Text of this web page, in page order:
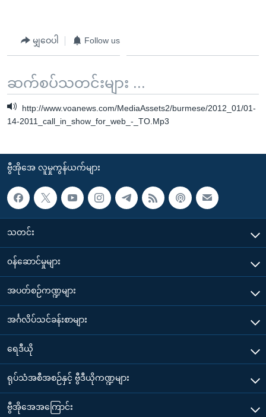
မျှဝေပါ Follow us
ဆက်စပ်သတင်းများ ...
http://www.voanews.com/MediaAssets2/burmese/2012_01/01-
14-2011_call_in_show_for_web_-_TO.Mp3
ဗွီအိုအေ လူမှုကွန်ယက်များ
သတင်း
၀န်ဆောင်မှုများ
အပတ်စဉ်ကဏ္ဍများ
အင်္ဂလိပ်သင်ခန်းစာများ
ရေဒီယို
ရုပ်သံအစီအစဉ်နှင့် ဗွီဒီယိုကဏ္ဍများ
ဗွီအိုအေအကြောင်း